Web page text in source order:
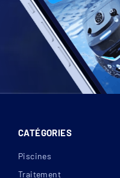
CATÉGORIES
Piscines
Traitement